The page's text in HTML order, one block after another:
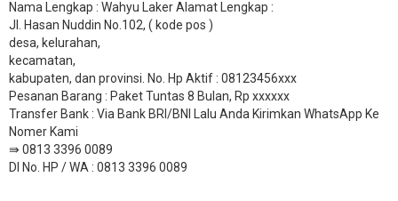
Nama Lengkap : Wahyu Laker Alamat Lengkap :
Jl. Hasan Nuddin No.102, ( kode pos )
desa, kelurahan,
kecamatan,
kabupaten, dan provinsi. No. Hp Aktif : 08123456xxx
Pesanan Barang : Paket Tuntas 8 Bulan, Rp xxxxxx
​Transfer Bank : Via Bank BRI/BNI Lalu Anda Kirimkan WhatsApp Ke
Nomer Kami
⇛ 0813 3396 0089
DI No. HP / WA : 0813 3396 0089